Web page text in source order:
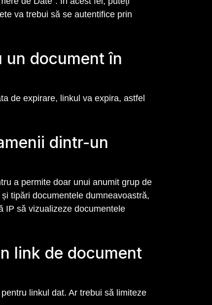
va trebui să se autentifice prin
un document în
de expirare, linkul va expira, astfel
dintr-un
a permite doar unui anumit grup de
tipări documentele dumneavoastră,
IP să vizualizeze documentele
link de document
linkul dat. Ar trebui să limiteze